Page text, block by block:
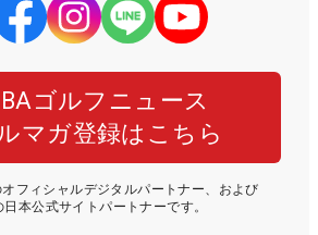
ゴルフニュース
マガ登録はこちら
フィシャルデジタルパートナー、および
日本公式サイトパートナーです。